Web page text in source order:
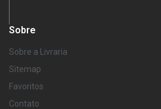
Sobre
Sobre a Livraria
Sitemap
Favoritos
Contato